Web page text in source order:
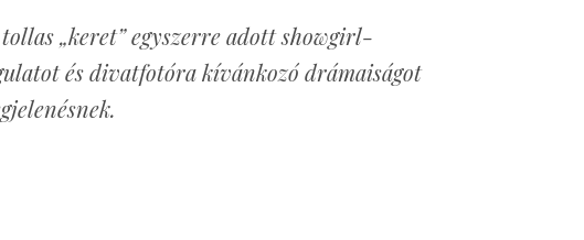
„keret” egyszerre adott showgirl-
és divatfotóra kívánkozó drámaiságot